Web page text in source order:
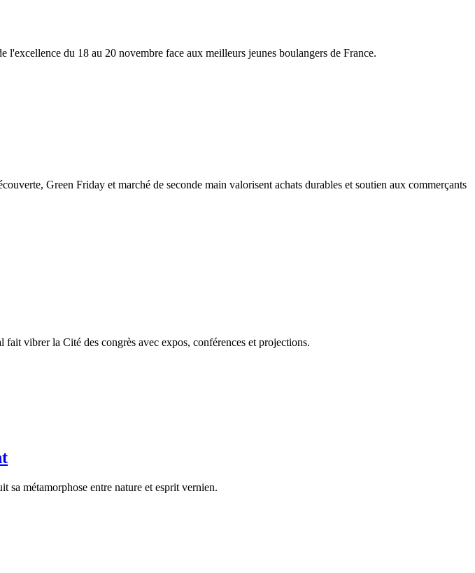
du 18 au 20 novembre face aux meilleurs jeunes boulangers de France.
Green Friday et marché de seconde main valorisent achats durables et soutien aux commerçants
vibrer la Cité des congrès avec expos, conférences et projections.
sa métamorphose entre nature et esprit vernien.